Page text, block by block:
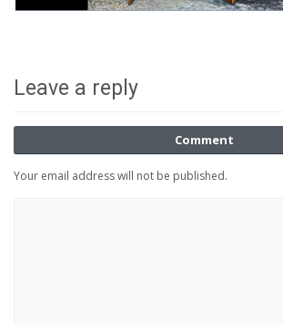
Leave a reply
Comment
Your email address will not be published.